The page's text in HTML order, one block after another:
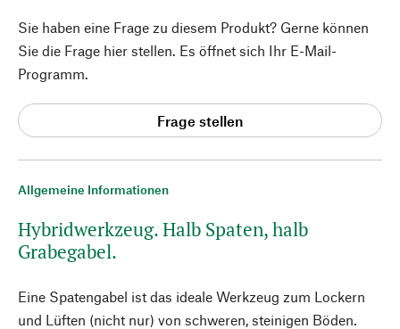
Allgemeine Informationen
Hybridwerkzeug. Halb Spaten, halb
Grabegabel.
Eine Spatengabel ist das ideale Werkzeug zum Lockern
und Lüften (nicht nur) von schweren, steinigen Böden.
Sie haben eine Frage zu diesem Produkt? Gerne können
Sie die Frage hier stellen. Es öffnet sich Ihr E-Mail-
Programm.
Frage stellen